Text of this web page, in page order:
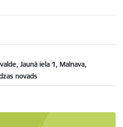
Jaunā iela 1, Malnava,
novads